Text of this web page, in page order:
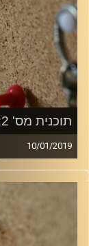
תוכנית מס' 122
10/01/2019
קלאסיקות רוק